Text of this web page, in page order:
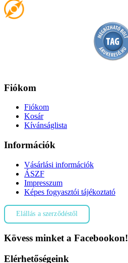
Fiókom
Fiókom
Kosár
Kívánságlista
Információk
Vásárlási információk
ÁSZF
Impresszum
Képes fogyasztói tájékoztató
Elállás a szerződéstől
Kövess minket a Facebookon!
Elérhetőségeink